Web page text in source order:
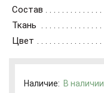
Состав
Ткань
Цвет
Наличие: В наличии